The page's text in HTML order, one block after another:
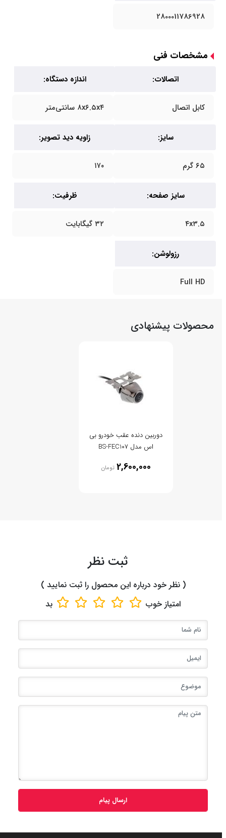
2800011786928
مشخصات فنی
اتصالات:
کابل اتصال
اندازه دستگاه:
۸x۶.۵x۴ سانتی‌متر
سایز:
۶۵ گرم
زاویه دید تصویر:
۱۷۰
سایز صفحه:
۴x۳.۵
ظرفیت:
۳۲ گیگابایت
رزولوشن:
Full HD
محصولات پیشنهادی
دوربین دنده عقب خودرو بی
اس مدل BS-FEC107
2,600,000 تومان
ثبت نظر
( نظر خود درباره این محصول را ثبت نمایید )
امتیاز خوب بد
ارسال پیام